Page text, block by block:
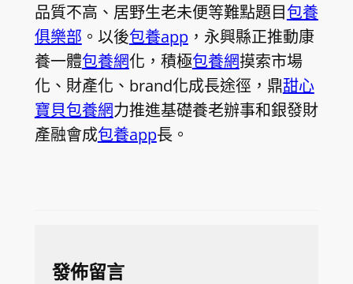
品質不高、居野生老未便等難點題目包養
俱樂部 。以後包養app，永興縣正推動康
養一體包養網化，積極包養網摸索市場
化、財產化、brand化成長途徑，鼎甜心
寶貝包養網力推進基礎養老辦事和銀發財
產融會成包養app長。
發佈留言